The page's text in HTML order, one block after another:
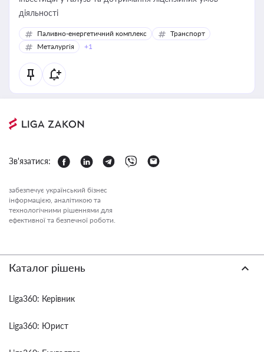
діяльності
Паливно-енергетичний комплекс
Транспорт
Металургія
+1
Зв'язатися:
забезпечує український бізнес
інформацією, аналітикою та
технологічними рішеннями для
ефективної та безпечної роботи.
Каталог рішень
Liga360: Керівник
Liga360: Юрист